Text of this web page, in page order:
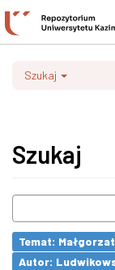
Szukaj
Szukaj
Temat:
Autor: